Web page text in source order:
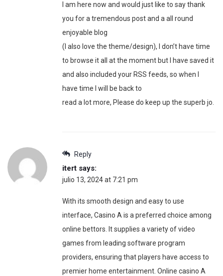
I am here now and would just like to say thank
you for a tremendous post and a all round
enjoyable blog
(I also love the theme/design), I don’t have time
to browse it all at the moment but I have saved it
and also included your RSS feeds, so when I
have time I will be back to
read a lot more, Please do keep up the superb jo.
Reply
itert says:
julio 13, 2024 at 7:21 pm
With its smooth design and easy to use
interface, Casino A is a preferred choice among
online bettors. It supplies a variety of video
games from leading software program
providers, ensuring that players have access to
premier home entertainment. Online casino A